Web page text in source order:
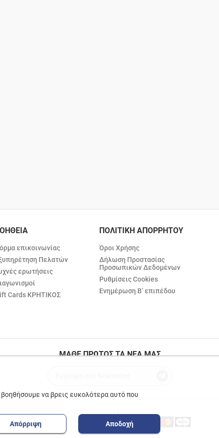
επικοινωνίας
Πελατών
ερωτήσεις
Cards ΚΡΗΤΙΚΟΣ
ΠΟΛΙΤΙΚΗ ΑΠΟΡΡΗΤΟΥ
Όροι Χρήσης
Δήλωση Προστασίας
Προσωπικών Δεδομένων
Ρυθμίσεις Cookies
Ενημέρωση Β’ επιπέδου
ΜΑΘΕ ΠΡΩΤΟΣ ΤΑ ΝΕΑ ΜΑΣ
να βρεις ευκολότερα αυτό που
Απόρριψη Αποδοχή